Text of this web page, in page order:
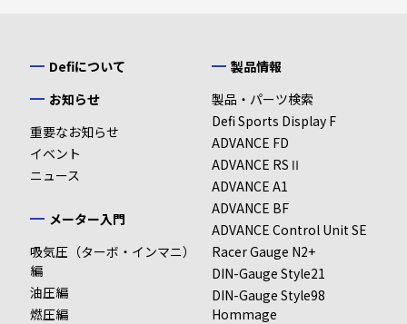
Defiについて
お知らせ
重要なお知らせ
イベント
ニュース
メーター入門
吸気圧（ターボ・インマニ）
編
油圧編
燃圧編
製品情報
製品・パーツ検索
Defi Sports Display F
ADVANCE FD
ADVANCE RSⅡ
ADVANCE A1
ADVANCE BF
ADVANCE Control Unit SE
Racer Gauge N2+
DIN-Gauge Style21
DIN-Gauge Style98
Hommage